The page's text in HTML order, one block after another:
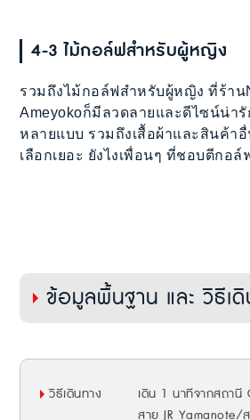
4-3 ไม้กอล์ฟสำหรับผู้หญิง
รวมถึงไม้กอล์ฟสำหรับผู้หญิง ที่ร้าน
Ameyokoก็มีลวดลายและดีไซน์น่า
หลายแบบ รวมถึงเสื้อผ้าและสินค้า
เลือกเยอะ ยังไงเพื่อนๆ ที่ชอบตีกอ
ข้อมูลพื้นฐาน และ วิธีเดิ
วิธีเดินทาง
เดิน 1 นาทีจากสถานี
สาย JR Yamanote/